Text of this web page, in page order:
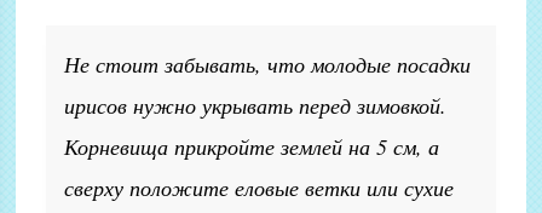
Не стоит забывать, что молодые посадки
ирисов нужно укрывать перед зимовкой.
Корневища прикройте землей на 5 см, а
сверху положите еловые ветки или сухие